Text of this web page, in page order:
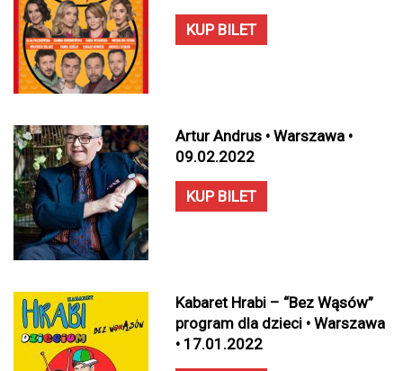
KUP BILET
Artur Andrus • Warszawa •
09.02.2022
KUP BILET
Kabaret Hrabi – “Bez Wąsów”
program dla dzieci • Warszawa
• 17.01.2022